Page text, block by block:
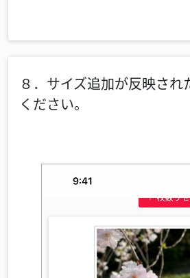
８．サイズ追加が反映さ
ください。